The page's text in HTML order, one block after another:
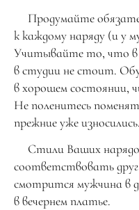
Продумайте
к каждому наряду (и у
Учитывайте то, что в
в студии не стоит.
в хорошем состоянии,
Не поленитесь
прежние уже
Стили Ваших
соответствовать друг
смотрится мужчина в
в вечернем платье.